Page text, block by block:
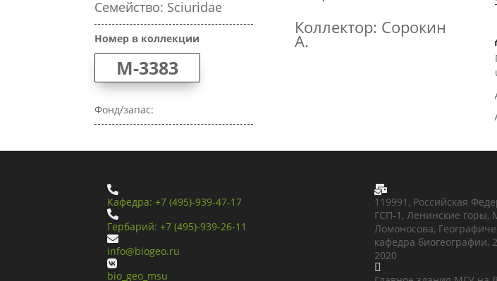
Семейство: Sciuridae
Номер в коллекции
M-3383
Фонд/запас:
Коллектор: Сорокин
А.

Кафедра: +7 (495)-939-47-17

Гербарий: +7 (495)-939-26-11

info@biogeo.ru

bio_geo_msu

119991, Российская
ГСП-1, Ленинские
Ломоносова,
кафедра биогеографии,
2020
